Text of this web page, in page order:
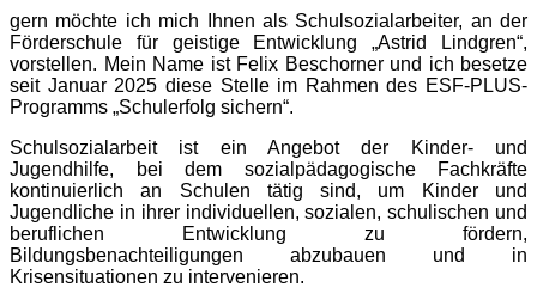
gern möchte ich mich Ihnen als Schulsozialarbeiter, an der
Förderschule für geistige Entwicklung „Astrid Lindgren“,
vorstellen. Mein Name ist Felix Beschorner und ich besetze
seit Januar 2025 diese Stelle im Rahmen des ESF-PLUS-
Programms „Schulerfolg sichern“.
Schulsozialarbeit ist ein Angebot der Kinder- und
Jugendhilfe, bei dem sozialpädagogische Fachkräfte
kontinuierlich an Schulen tätig sind, um Kinder und
Jugendliche in ihrer individuellen, sozialen, schulischen und
beruflichen Entwicklung zu fördern,
Bildungsbenachteiligungen abzubauen und in
Krisensituationen zu intervenieren.